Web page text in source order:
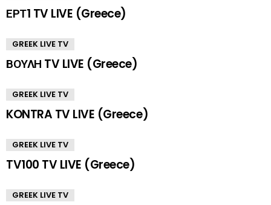
ΕΡΤ1 TV LIVE (Greece)
GREEK LIVE TV
ΒΟΥΛΗ TV LIVE (Greece)
GREEK LIVE TV
KONTRA TV LIVE (Greece)
GREEK LIVE TV
TV100 TV LIVE (Greece)
GREEK LIVE TV